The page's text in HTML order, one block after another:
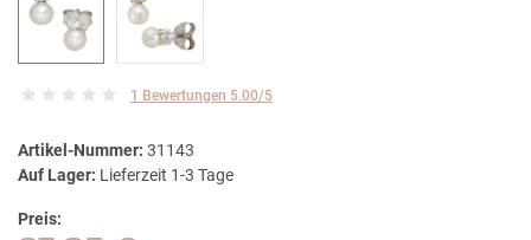
1 Bewertungen 5.00/5
Artikel-Nummer: 31143
Auf Lager: Lieferzeit 1-3 Tage
Preis: